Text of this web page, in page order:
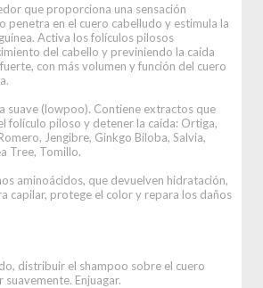
que proporciona una sensación
penetra en el cuero cabelludo y estimula la
Activa los folículos pilosos
del cabello y previniendo la caída
con más volumen y función del cuero
suave (lowpoo). Contiene extractos que
folículo piloso y detener la caída: Ortiga,
Jengibre, Ginkgo Biloba, Salvia,
Tree, Tomillo.
aminoácidos, que devuelven hidratación,
capilar, protege el color y repara los daños
distribuir el shampoo sobre el cuero
Enjuagar.